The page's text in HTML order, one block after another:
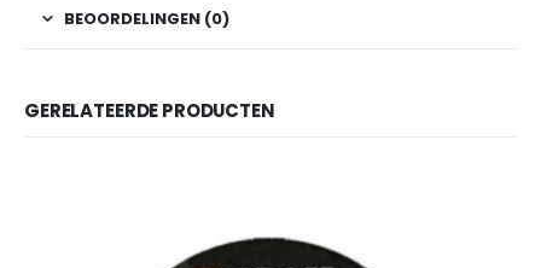
BEOORDELINGEN (0)
GERELATEERDE PRODUCTEN